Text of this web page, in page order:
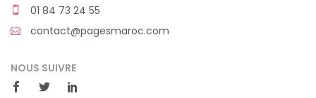
01 84 73 24 55
contact@pagesmaroc.com
NOUS SUIVRE